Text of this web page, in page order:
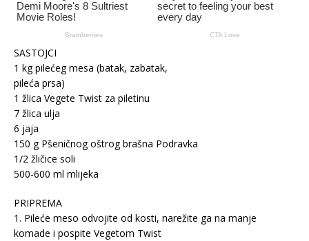
SASTOJCI
1 kg pilećeg mesa (batak, zabatak,
pileća prsa)
1 žlica Vegete Twist za piletinu
7 žlica ulja
6 jaja
150 g Pšeničnog oštrog brašna Podravka
1/2 žličice soli
500-600 ml mlijeka
PRIPREMA
1. Pileće meso odvojite od kosti, narežite ga na manje
komade i pospite Vegetom Twist